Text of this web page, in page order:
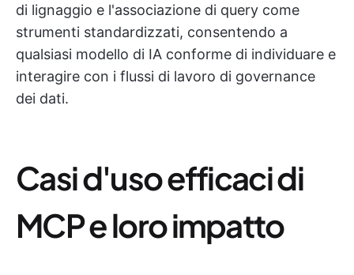
di lignaggio e l'associazione di query come
strumenti standardizzati, consentendo a
qualsiasi modello di IA conforme di individuare e
interagire con i flussi di lavoro di governance
dei dati.
Casi d'uso efficaci di
MCP e loro impatto